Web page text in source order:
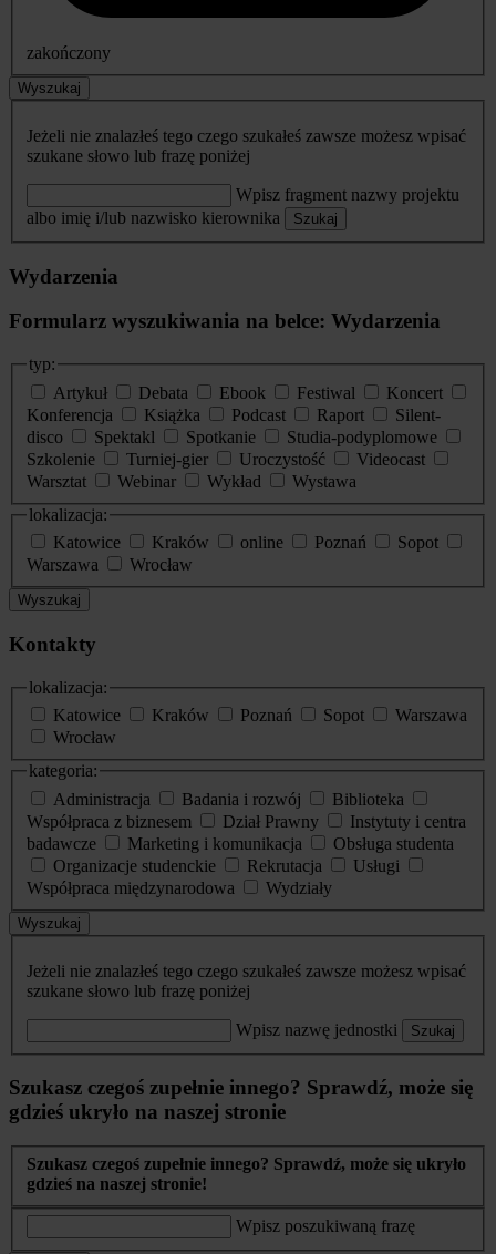
zakończony
Wyszukaj
Jeżeli nie znalazłeś tego czego szukałeś zawsze możesz wpisać
szukane słowo lub frazę poniżej
Wpisz fragment nazwy projektu
albo imię i/lub nazwisko kierownika
Szukaj
Wydarzenia
Formularz wyszukiwania na belce: Wydarzenia
typ:
Artykuł
Debata Ebook Festiwal
Koncert
Konferencja
Książka Podcast Raport
Silent-
disco
Spektakl Spotkanie
Studia-podyplomowe
Szkolenie
Turniej-gier Uroczystość
Videocast
Warsztat
Webinar Wykład
Wystawa
lokalizacja:
Katowice
Kraków online Poznań
Sopot
Warszawa
Wrocław
Wyszukaj
Kontakty
lokalizacja:
Katowice
Kraków Poznań Sopot
Warszawa
Wrocław
kategoria:
Administracja
Badania i rozwój
Biblioteka
Współpraca z biznesem
Dział Prawny
Instytuty i centra
badawcze
Marketing i komunikacja
Obsługa studenta
Organizacje studenckie
Rekrutacja
Usługi
Współpraca międzynarodowa
Wydziały
Wyszukaj
Jeżeli nie znalazłeś tego czego szukałeś zawsze możesz wpisać
szukane słowo lub frazę poniżej
Wpisz nazwę jednostki Szukaj
Szukasz czegoś zupełnie innego? Sprawdź, może się
gdzieś ukryło na naszej stronie
Szukasz czegoś zupełnie innego? Sprawdź, może się ukryło
gdzieś na naszej stronie!
Wpisz poszukiwaną frazę